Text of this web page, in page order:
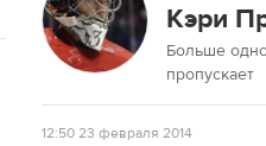
Кэри
Больше
пропускает
12:5023 февраля 2014